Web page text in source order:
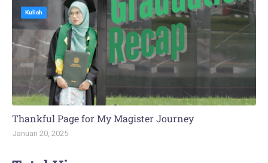
Kuliah
Thankful Page for My Magister Journey
Januari 20, 2025